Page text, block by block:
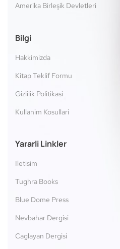
Amerika Birleşik Devletleri
Bilgi
Hakkimizda
Kitap Teklif Formu
Gizlilik Politikasi
Kullanim Kosullari
Yararli Linkler
Iletisim
Tughra Books
Blue Dome Press
Nevbahar Dergisi
Caglayan Dergisi